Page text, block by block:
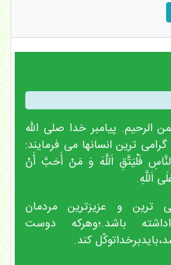
الرحیم. پیامبر خدا صلی الله
گرامی ترین انسانها می فرمایند:
فَلْیَتَّقِ اَللَّهَ وَ مَنْ أَحَبَّ أَنْ
اَللَّهِ.
ترین و عزیزترین مردمان
باشد.؛وهرکه دوست
کند.